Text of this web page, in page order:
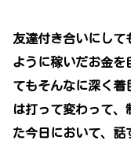
友達付き合いにして
ように稼いだお金を
てもそんなに深く着
は打って変わって、
た今日において、話